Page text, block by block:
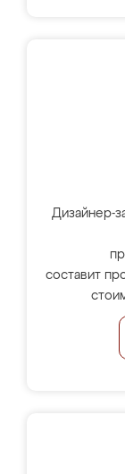
Дизайнер-
составит